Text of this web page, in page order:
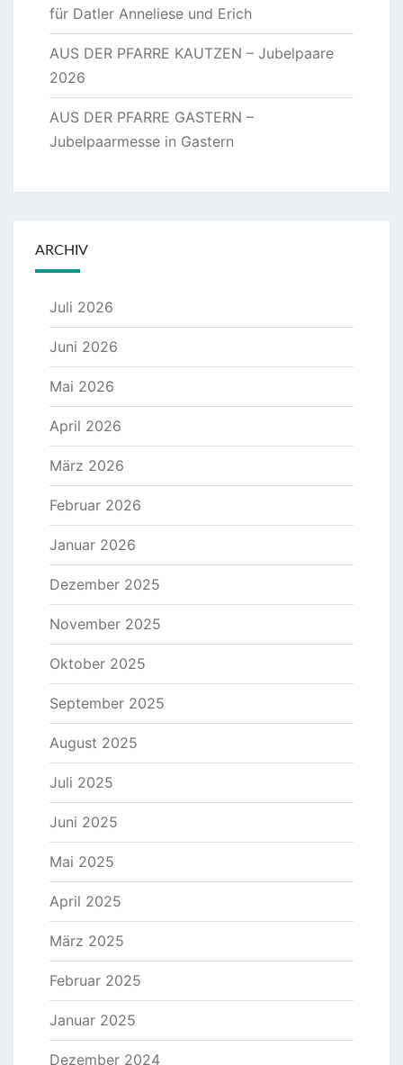
für Datler Anneliese und Erich
AUS DER PFARRE KAUTZEN – Jubelpaare
2026
AUS DER PFARRE GASTERN –
Jubelpaarmesse in Gastern
ARCHIV
Juli 2026
Juni 2026
Mai 2026
April 2026
März 2026
Februar 2026
Januar 2026
Dezember 2025
November 2025
Oktober 2025
September 2025
August 2025
Juli 2025
Juni 2025
Mai 2025
April 2025
März 2025
Februar 2025
Januar 2025
Dezember 2024